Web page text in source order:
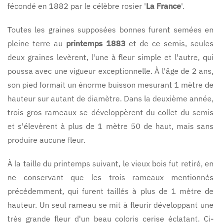
fécondé en 1882 par le célèbre rosier 'La France'.
Toutes les graines supposées bonnes furent semées en
pleine terre au printemps 1883 et de ce semis, seules
deux graines levèrent, l'une à fleur simple et l'autre, qui
poussa avec une vigueur exceptionnelle. À l'âge de 2 ans,
son pied formait un énorme buisson mesurant 1 mètre de
hauteur sur autant de diamètre. Dans la deuxième année,
trois gros rameaux se développèrent du collet du semis
et s'élevèrent à plus de 1 mètre 50 de haut, mais sans
produire aucune fleur.
À la taille du printemps suivant, le vieux bois fut retiré, en
ne conservant que les trois rameaux mentionnés
précédemment, qui furent taillés à plus de 1 mètre de
hauteur. Un seul rameau se mit à fleurir développant une
très grande fleur d'un beau coloris cerise éclatant. Ci-